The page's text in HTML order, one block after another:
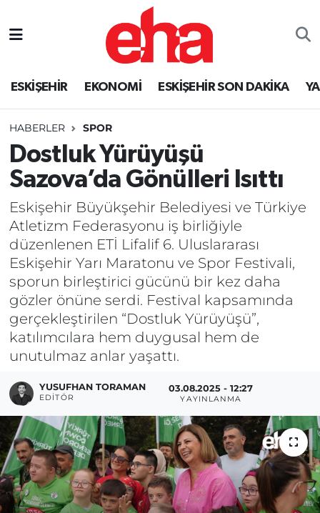
ESKİŞEHİR EKONOMİ ESKİŞEHİR SON DAKİKA
HABERLER SPOR
Dostluk Yürüyüşü
Sazova’da Gönülleri Isıttı
Eskişehir Büyükşehir Belediyesi ve Türkiye
Atletizm Federasyonu iş birliğiyle
düzenlenen ETİ Lifalif 6. Uluslararası
Eskişehir Yarı Maratonu ve Spor Festivali,
sporun birleştirici gücünü bir kez daha
gözler önüne serdi. Festival kapsamında
gerçekleştirilen “Dostluk Yürüyüşü”,
katılımcılara hem duygusal hem de
unutulmaz anlar yaşattı.
YUSUFHAN TORAMAN
EDITÖR
03.08.2025 - 12:27
YAYINLANMA